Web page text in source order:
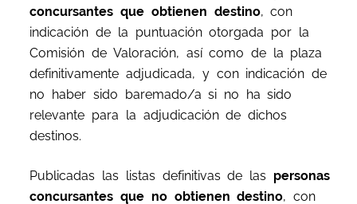
concursantes que obtienen destino, con
indicación de la puntuación otorgada por la
Comisión de Valoración, así como de la plaza
definitivamente adjudicada, y con indicación de
no haber sido baremado/a si no ha sido
relevante para la adjudicación de dichos
destinos.
Publicadas las listas definitivas de las personas
concursantes que no obtienen destino, con